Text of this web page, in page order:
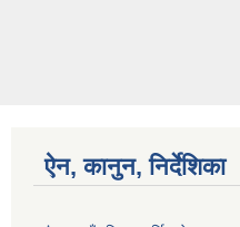
ऐन, कानुन, निर्देशिका